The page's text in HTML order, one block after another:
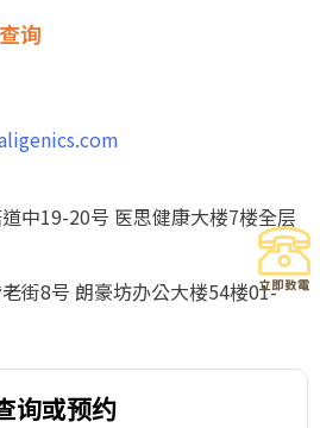
询
中19-20号 医思健康大楼7楼全层
街8号 朗豪坊办公大楼54楼01-
询或预约